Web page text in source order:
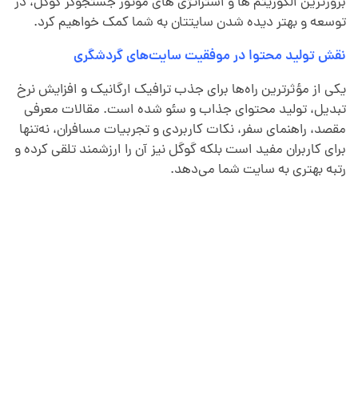
توسعه و بهتر دیده شدن سایتتان به شما کمک خواهیم کرد.
نقش تولید محتوا در موفقیت سایت‌های گردشگری
یکی از مؤثرترین راه‌ها برای جذب ترافیک ارگانیک و افزایش نرخ
تبدیل، تولید محتوای جذاب و سئو شده است. مقالات معرفی
مقصد، راهنمای سفر، نکات کاربردی و تجربیات مسافران، نه‌تنها
برای کاربران مفید است بلکه گوگل نیز آن را ارزشمند تلقی کرده و
رتبه بهتری به سایت شما می‌دهد.